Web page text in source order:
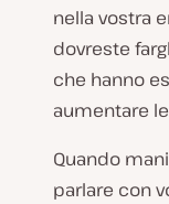
nella vostra
dovreste
che hanno
aumentare
Quando
parlare con